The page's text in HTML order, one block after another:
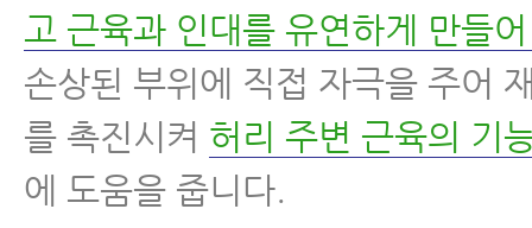
고 근육과 인대를 유연하게 만들
손상된 부위에 직접 자극을 주어
를 촉진시켜 허리 주변 근육의 기
에 도움을 줍니다.